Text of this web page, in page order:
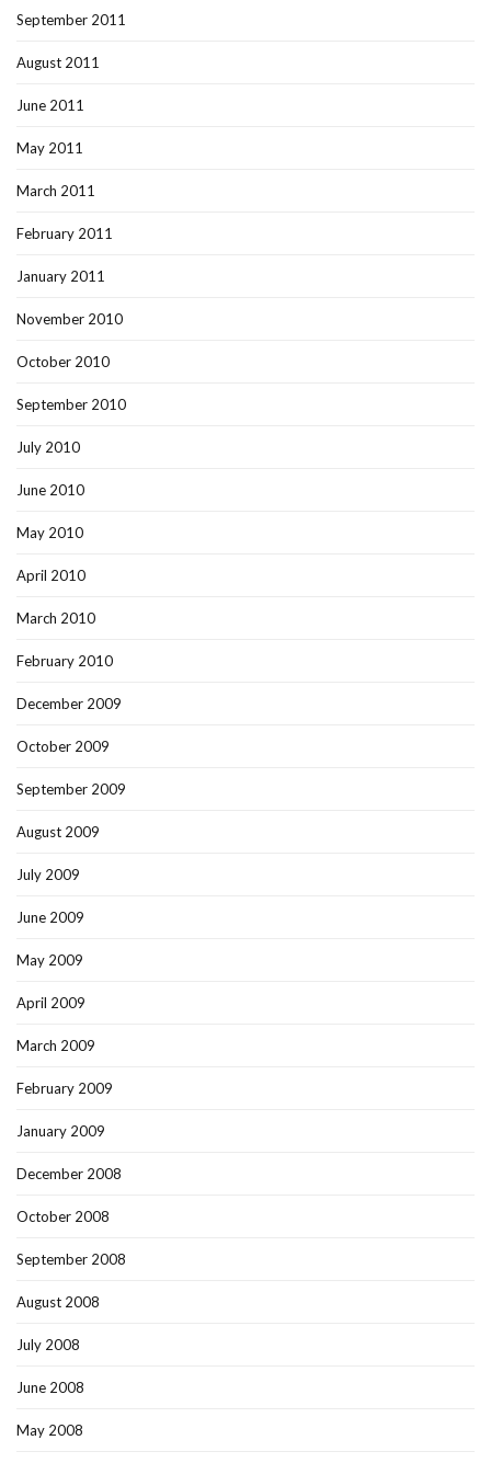
September 2011
August 2011
June 2011
May 2011
March 2011
February 2011
January 2011
November 2010
October 2010
September 2010
July 2010
June 2010
May 2010
April 2010
March 2010
February 2010
December 2009
October 2009
September 2009
August 2009
July 2009
June 2009
May 2009
April 2009
March 2009
February 2009
January 2009
December 2008
October 2008
September 2008
August 2008
July 2008
June 2008
May 2008